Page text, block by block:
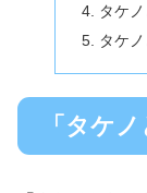
タケ
タケ
「タケ